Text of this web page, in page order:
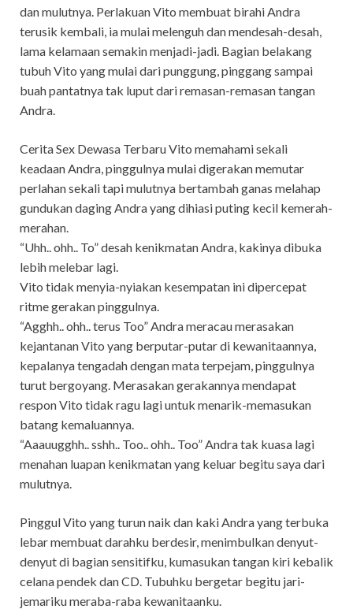
dan mulutnya. Perlakuan Vito membuat birahi Andra
terusik kembali, ia mulai melenguh dan mendesah-desah,
lama kelamaan semakin menjadi-jadi. Bagian belakang
tubuh Vito yang mulai dari punggung, pinggang sampai
buah pantatnya tak luput dari remasan-remasan tangan
Andra.
Cerita Sex Dewasa Terbaru Vito memahami sekali
keadaan Andra, pinggulnya mulai digerakan memutar
perlahan sekali tapi mulutnya bertambah ganas melahap
gundukan daging Andra yang dihiasi puting kecil kemerah-
merahan.
“Uhh.. ohh.. To” desah kenikmatan Andra, kakinya dibuka
lebih melebar lagi.
Vito tidak menyia-nyiakan kesempatan ini dipercepat
ritme gerakan pinggulnya.
“Agghh.. ohh.. terus Too” Andra meracau merasakan
kejantanan Vito yang berputar-putar di kewanitaannya,
kepalanya tengadah dengan mata terpejam, pinggulnya
turut bergoyang. Merasakan gerakannya mendapat
respon Vito tidak ragu lagi untuk menarik-memasukan
batang kemaluannya.
“Aaauugghh.. sshh.. Too.. ohh.. Too” Andra tak kuasa lagi
menahan luapan kenikmatan yang keluar begitu saya dari
mulutnya.
Pinggul Vito yang turun naik dan kaki Andra yang terbuka
lebar membuat darahku berdesir, menimbulkan denyut-
denyut di bagian sensitifku, kumasukan tangan kiri kebalik
celana pendek dan CD. Tubuhku bergetar begitu jari-
jemariku meraba-raba kewanitaanku.